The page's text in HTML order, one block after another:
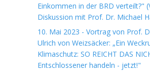
Einkommen in der BRD verteilt?"
Diskussion mit Prof. Dr. Michael
10. Mai 2023 - Vortrag von Prof.
Ulrich von Weizsäcker: „Ein
Klimaschutz: SO REICHT DAS
Entschlossener handeln - jetzt!"